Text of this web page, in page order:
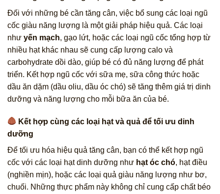
Đối với những bé cần tăng cân, việc bổ sung các loại ngũ
cốc giàu năng lượng là một giải pháp hiệu quả. Các loại
như yến mạch, gạo lứt, hoặc các loại ngũ cốc tổng hợp từ
nhiều hạt khác nhau sẽ cung cấp lượng calo và
carbohydrate dồi dào, giúp bé có đủ năng lượng để phát
triển. Kết hợp ngũ cốc với sữa mẹ, sữa công thức hoặc
dầu ăn dặm (dầu oliu, dầu óc chó) sẽ tăng thêm giá trị dinh
dưỡng và năng lượng cho mỗi bữa ăn của bé.
Kết hợp cùng các loại hạt và quả để tối ưu dinh
dưỡng
Để tối ưu hóa hiệu quả tăng cân, bạn có thể kết hợp ngũ
cốc với các loại hạt dinh dưỡng như hạt óc chó, hạt điều
(nghiền mịn), hoặc các loại quả giàu năng lượng như bơ,
chuối. Những thực phẩm này không chỉ cung cấp chất béo